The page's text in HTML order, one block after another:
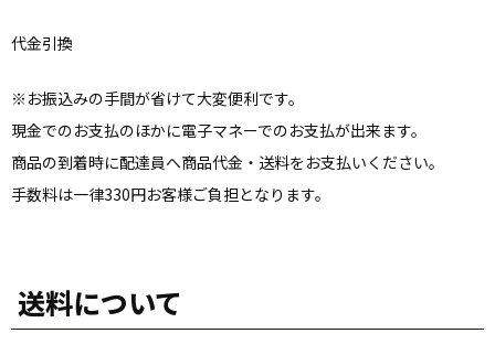
代金引換
※お振込みの手間が省けて大変便利です。
現金でのお支払のほかに電子マネーでのお支払が出来ます。
商品の到着時に配達員へ商品代金・送料をお支払いください。
手数料は一律330円お客様ご負担となります。
送料について